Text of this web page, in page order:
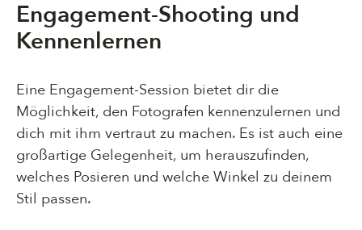
Engagement-Shooting und
Kennenlernen
Eine Engagement-Session bietet dir die
Möglichkeit, den Fotografen kennenzulernen und
dich mit ihm vertraut zu machen. Es ist auch eine
großartige Gelegenheit, um herauszufinden,
welches Posieren und welche Winkel zu deinem
Stil passen.